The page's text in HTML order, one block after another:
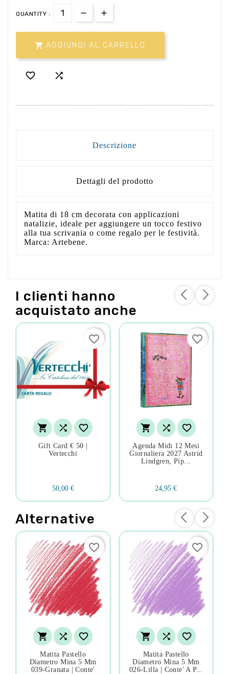
QUANTITY :
 AGGIUNGI AL CARRELLO
 
Descrizione
Dettagli del prodotto
Matita di 18 cm decorata con applicazioni
natalizie, ideale per aggiungere un tocco festivo
alla tua scrivania o come regalo per le festività.
Marca: Artebene.
I clienti hanno
acquistato anche
  
Gift Card € 50 |
Vertecchi
50,00 €
favorite_border
  
Agenda Midi 12 Mesi
Giornaliera 2027 Astrid
Lindgren, Pip...
24,95 €
favorite_border
Alternative
  
Matita Pastello
Diametro Mina 5 Mm
039-Granata | Conte'
favorite_border
  
Matita Pastello
Diametro Mina 5 Mm
026-Lilla | Conte' A P...
favorite_border